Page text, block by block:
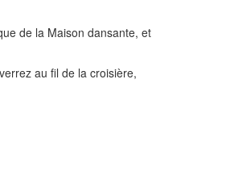
de la Maison dansante, et
au fil de la croisière,